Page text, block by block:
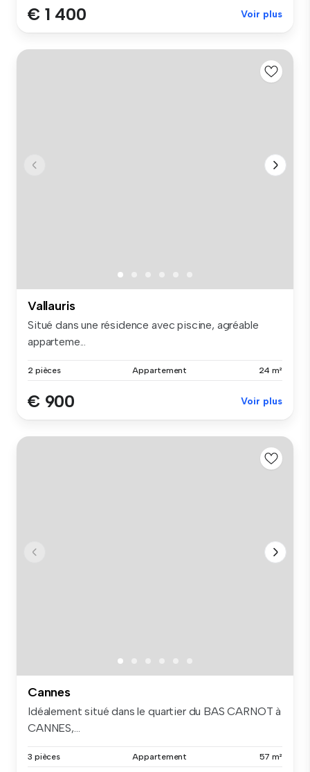
€ 1 400 Voir plus
Vallauris
Situé dans une résidence avec piscine, agréable
apparteme...
2 pièces Appartement 24 m²
€ 900 Voir plus
Cannes
Idéalement situé dans le quartier du BAS CARNOT à
CANNES,...
3 pièces Appartement 57 m²